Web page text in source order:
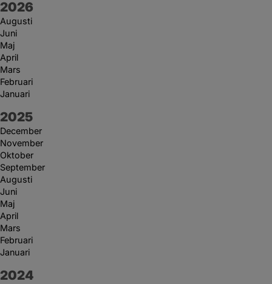
År:
2026
Augusti
Juni
Maj
April
Mars
Februari
Januari
År:
2025
December
November
Oktober
September
Augusti
Juni
Maj
April
Mars
Februari
Januari
År:
2024